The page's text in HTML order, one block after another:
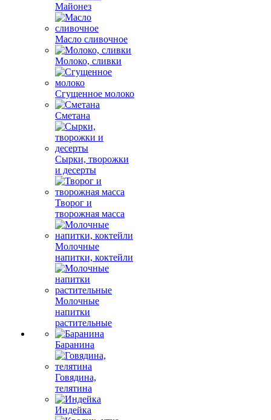
Майонез
Масло сливочное
Молоко, сливки
Сгущенное молоко
Сметана
Сырки, творожки
и десерты
Творог и
творожная масса
Молочные
напитки, коктейли
Молочные
напитки
растительные
Баранина
Говядина,
телятина
Индейка